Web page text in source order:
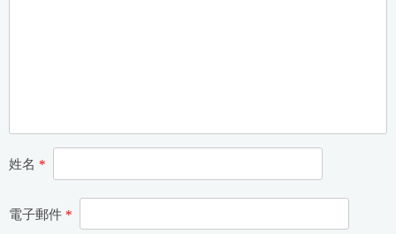
姓名 *
電子郵件 *